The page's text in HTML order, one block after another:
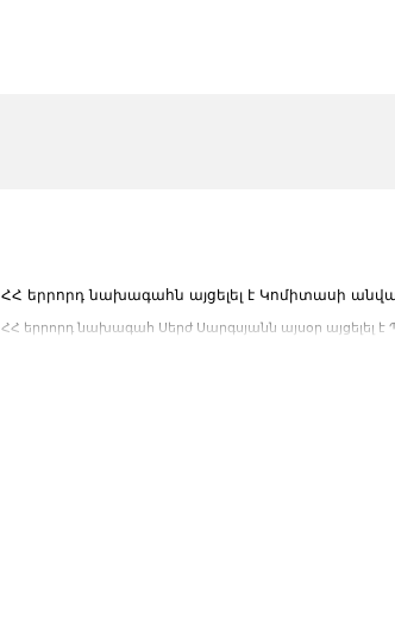
ՀՀ երրորդ նախագահն այցելել է Կոմիտասի
ՀՀ երրորդ նախագահ Սերժ Սարգսյանն այսօր այցելել